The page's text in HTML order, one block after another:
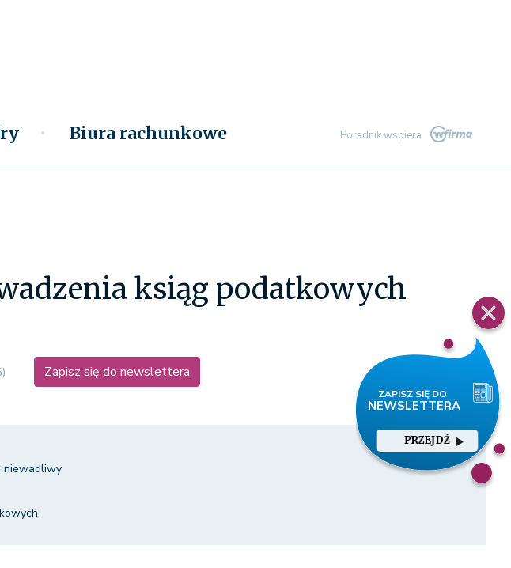
Biura rachunkowe Poradnik wspiera
PRZEJDŹ
ksiąg podatkowych
Zapisz się do newslettera
niewadliwy